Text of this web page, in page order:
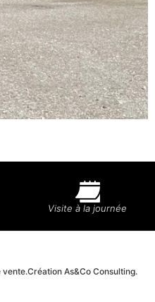
Visite à la journée
vente.Création As&Co Consulting.